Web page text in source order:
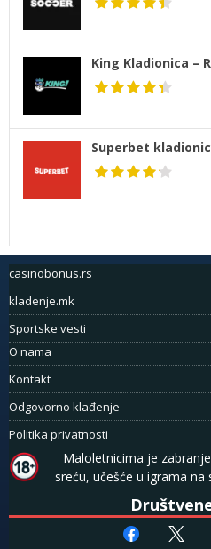
King Kladionica –
Superbet
casinobonus.rs
kladenje.mk
Sportske vesti
O nama
Kontakt
Odgovorno klađenje
Politika privatnosti
Maloletnicima je
sreću, učešće u igrama